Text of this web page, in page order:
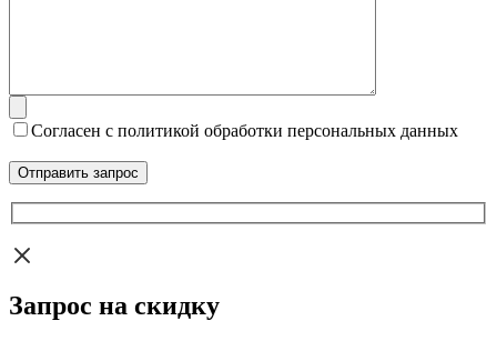
Согласен с политикой обработки персональных данных
Запрос на скидку